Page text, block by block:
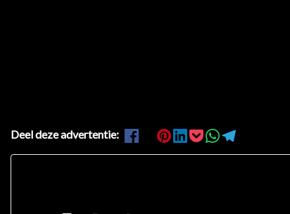
Deel deze advertentie: